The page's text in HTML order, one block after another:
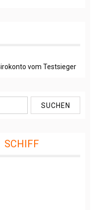
SCHIFF